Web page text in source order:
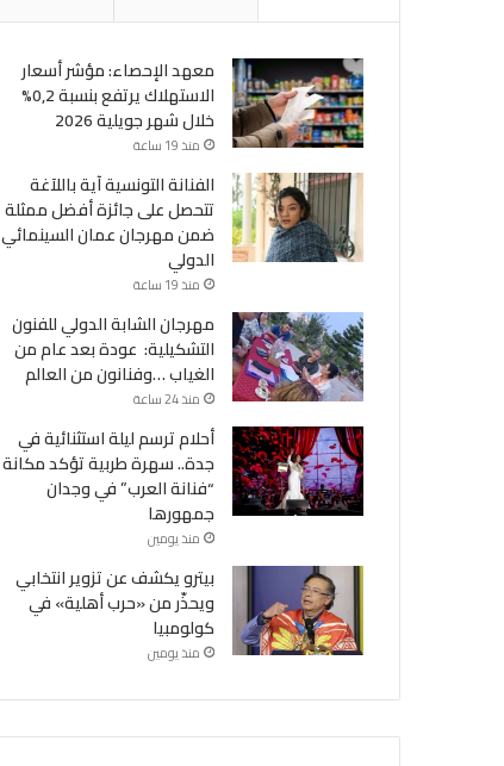
إشاعة حريق سجن المسعدين: ‬إيقاف 6 أشخاص بينهم
معهد الإحصاء: مؤشر أسعار
الاستهلاك يرتفع بنسبة 0,2%
خلال شهر جويلية 2026
منذ 19 ساعة
الفنانة التونسية آية باللآغة
تتحصل على جائزة أفضل ممثلة
ضمن مهرجان عمان السينمائي
الدولي
منذ 19 ساعة
مهرجان الشابة الدولي للفنون
التشكيلية: عودة بعد عام من
الغياب …وفنانون من العالم
منذ 24 ساعة
أحلام ترسم ليلة استثنائية في
جدة.. سهرة طربية تؤكد مكانة
“فنانة العرب” في وجدان
جمهورها
منذ يومين
بيترو يكشف عن تزوير انتخابي
ويحذّر من «حرب أهلية» في
كولومبيا
منذ يومين